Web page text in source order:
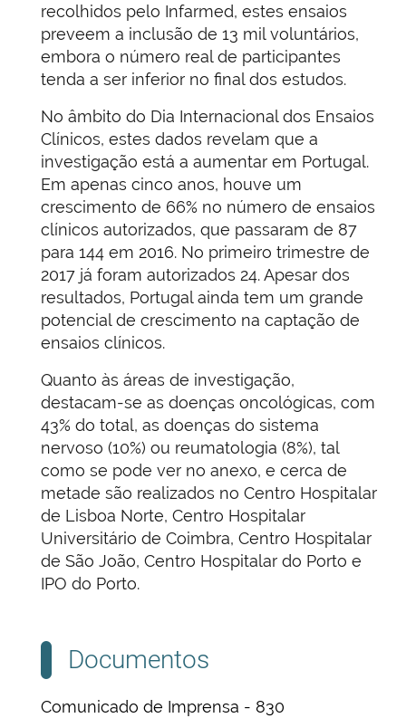
recolhidos pelo Infarmed, estes ensaios
preveem a inclusão de 13 mil voluntários,
embora o número real de participantes
tenda a ser inferior no final dos estudos.
No âmbito do Dia Internacional dos Ensaios
Clínicos, estes dados revelam que a
investigação está a aumentar em Portugal.
Em apenas cinco anos, houve um
crescimento de 66% no número de ensaios
clínicos autorizados, que passaram de 87
para 144 em 2016. No primeiro trimestre de
2017 já foram autorizados 24. Apesar dos
resultados, Portugal ainda tem um grande
potencial de crescimento na captação de
ensaios clínicos.
Quanto às áreas de investigação,
destacam-se as doenças oncológicas, com
43% do total, as doenças do sistema
nervoso (10%) ou reumatologia (8%), tal
como se pode ver no anexo, e cerca de
metade são realizados no Centro Hospitalar
de Lisboa Norte, Centro Hospitalar
Universitário de Coimbra, Centro Hospitalar
de São João, Centro Hospitalar do Porto e
IPO do Porto.
Documentos
Comunicado de Imprensa - 830